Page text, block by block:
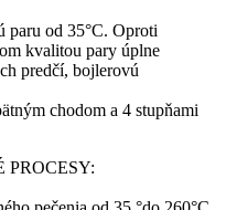
od 35°C. Oproti
kvalitou pary úplne
predčí, bojlerovú
chodom a 4 stupňami